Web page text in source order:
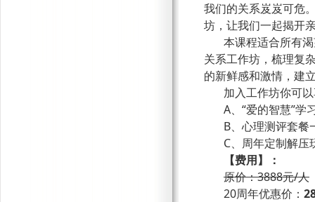
我们的关系岌岌可危
坊，让我们一起揭开
本课程适合所有
关系工作坊，梳理复
的新鲜感和激情，建
加入工作坊你可
A、“爱的智慧”学
B、心理测评套餐
C、周年定制解压
【费用】：
原价：3888元/人
20周年优惠价：